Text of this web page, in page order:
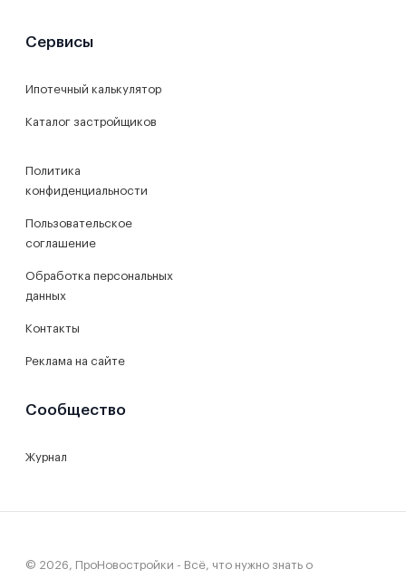
Сервисы
Ипотечный калькулятор
Каталог застройщиков
Политика
конфиденциальности
Пользовательское
соглашение
Обработка персональных
данных
Контакты
Реклама на сайте
Сообщество
Журнал
© 2026, ПроНовостройки - Всё, что нужно знать о